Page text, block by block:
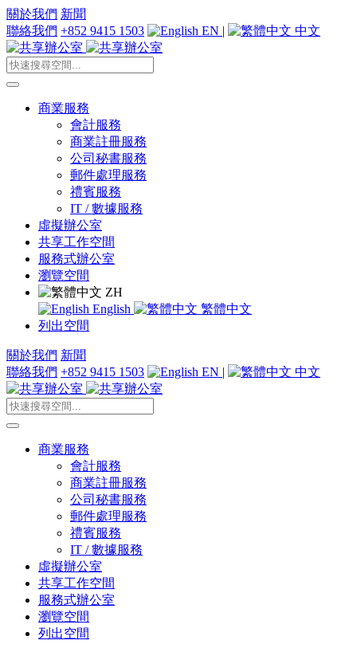
關於我們 新聞
聯絡我們 +852 9415 1503 EN | 中文
商業服務
會計服務
商業註冊服務
公司秘書服務
郵件處理服務
禮賓服務
IT / 數據服務
虛擬辦公室
共享工作空間
服務式辦公室
瀏覽空間
ZH
English
繁體中文
列出空間
關於我們 新聞
聯絡我們 +852 9415 1503 EN | 中文
商業服務
會計服務
商業註冊服務
公司秘書服務
郵件處理服務
禮賓服務
IT / 數據服務
虛擬辦公室
共享工作空間
服務式辦公室
瀏覽空間
列出空間